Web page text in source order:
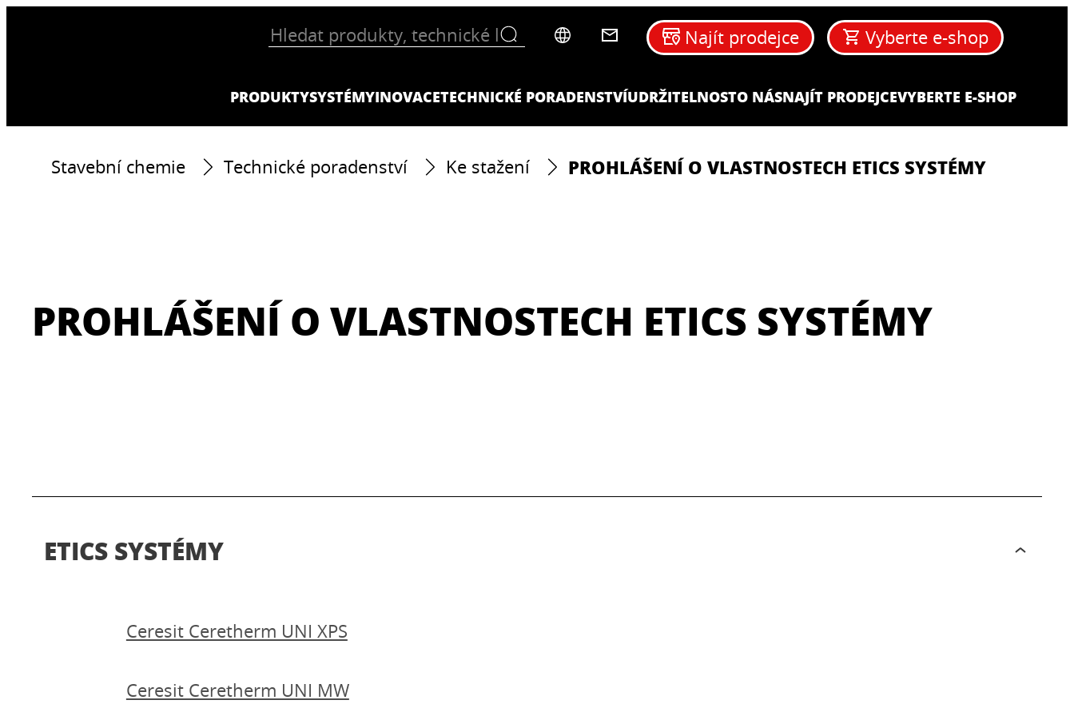
PRODUKTYSYSTÉMYINOVACETECHNICKÉ PORADENSTVÍUDRŽITELNOSTO NÁSNAJÍT PRODEJCEVYBERTE E-SHOP
Najít prodejce Vyberte e-shop
Stavební chemie Technické poradenství Ke stažení PROHLÁŠENÍ O VLASTNOSTECH ETICS SYSTÉMY
PROHLÁŠENÍ O VLASTNOSTECH ETICS SYSTÉMY
ETICS SYSTÉMY
Ceresit Ceretherm UNI XPS
Ceresit Ceretherm UNI MW